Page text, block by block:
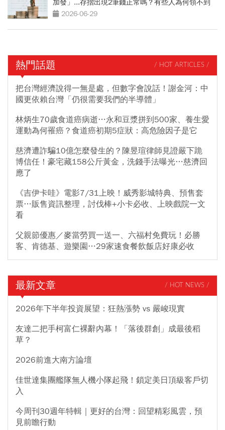
加發」...存摺出現2筆錢正常嗎？有些人為何領不到
2026-06-29
熱門話題 / HOT ARTICLES /
把台灣經濟說得一無是處，但數字會說話！謝金河：中
國更依賴台灣「仍很需要我們的半導體」
林炳生70歲食道癌病逝…永和豆漿拼到500家、養生愛
運動為何罹癌？食道癌初期5症狀：高危險因子是它
慈濟遭詐騙10億怎麼發生的？陳昱瑄律師見證嚴下跪
博信任！豪宅藏158公斤黃金，洗錢手法曝光…慈濟回
應了
《吉伊卡哇》電影7/31上映！威秀影城特典、預售套
票…販售資訊整理，討伐棒+小卡必收、上映戲院一文
看
父親節優惠／麥當勞買一送一、六福村免費玩！必勝
客、肯德基、遊樂園…29家速食餐飲飯店好康必收
最新文章 / HOT NEWS /
2026年下半年投資展望：狂熱漲勢 vs 嚴峻現實
友達二把手柯富仁裸辭內幕！「落後群創」成最後稻
草？
2026前進大南方論壇
佳世達集團艦隊無人機小隊起飛！鎖定美日頂級客戶切
入
今周刊30週年特輯｜更好的台灣：回望精彩風雲，預
見前瞻行動